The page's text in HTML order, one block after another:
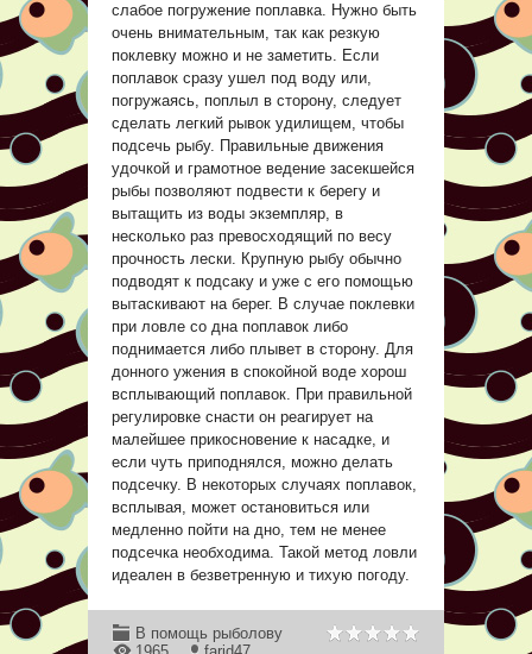
слабое погружение поплавка. Нужно быть
очень внимательным, так как резкую
поклевку можно и не заметить. Если
поплавок сразу ушел под воду или,
погружаясь, поплыл в сторону, следует
сделать легкий рывок удилищем, чтобы
подсечь рыбу. Правильные движения
удочкой и грамотное ведение засекшейся
рыбы позволяют подвести к берегу и
вытащить из воды экземпляр, в
несколько раз превосходящий по весу
прочность лески. Крупную рыбу обычно
подводят к подсаку и уже с его помощью
вытаскивают на берег. В случае поклевки
при ловле со дна поплавок либо
поднимается либо плывет в сторону. Для
донного ужения в спокойной воде хорош
всплывающий поплавок. При правильной
регулировке снасти он реагирует на
малейшее прикосновение к насадке, и
если чуть приподнялся, можно делать
подсечку. В некоторых случаях поплавок,
всплывая, может остановиться или
медленно пойти на дно, тем не менее
подсечка необходима. Такой метод ловли
идеален в безветренную и тихую погоду.
В помощь рыболову